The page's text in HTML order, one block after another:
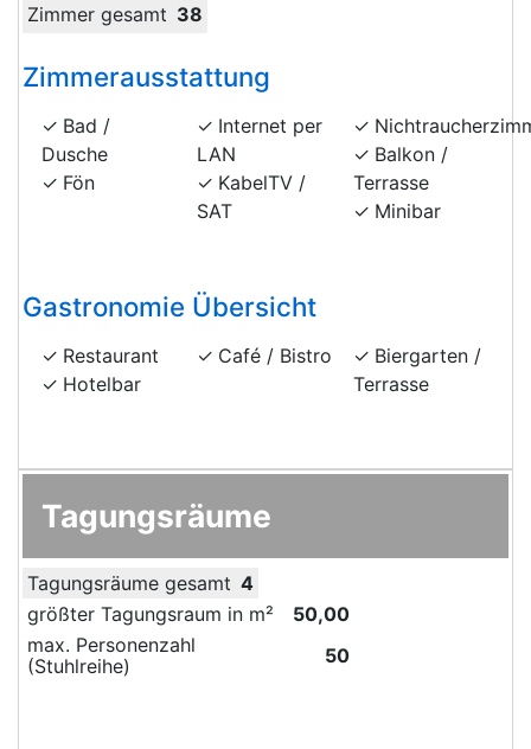
Zimmer gesamt 38
Zimmerausstattung
Bad /
Dusche
Fön
Internet per
LAN
KabelTV /
SAT
Balkon /
Terrasse
Minibar
Gastronomie Übersicht
Restaurant
Hotelbar
Café / Bistro
Biergarten /
Terrasse
Tagungsräume
Tagungsräume gesamt 4
größter Tagungsraum in m²
50,00
max. Personenzahl
(Stuhlreihe)
50